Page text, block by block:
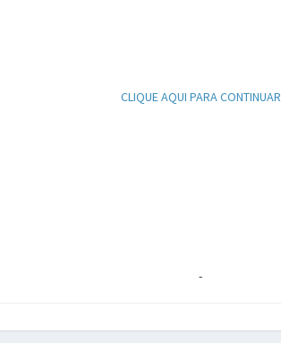
CLIQUE AQUI PARA CONTINUAR
-